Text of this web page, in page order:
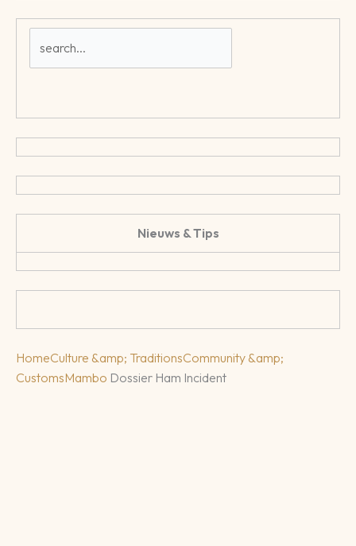
Nieuws & Tips
HomeCulture &amp; TraditionsCommunity &amp;
CustomsMambo Dossier Ham Incident